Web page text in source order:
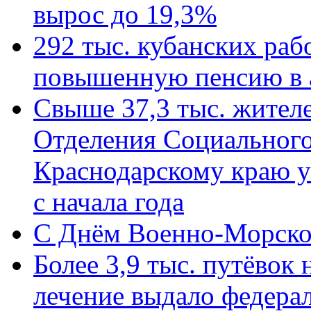
вырос до 19,3%
292 тыс. кубанских
повышенную пенсию в
Свыше 37,3 тыс.
Отделения
Краснодарскому краю
с начала года
C Днём Военно-
Более 3,9 тыс. путёвок
лечение выдало